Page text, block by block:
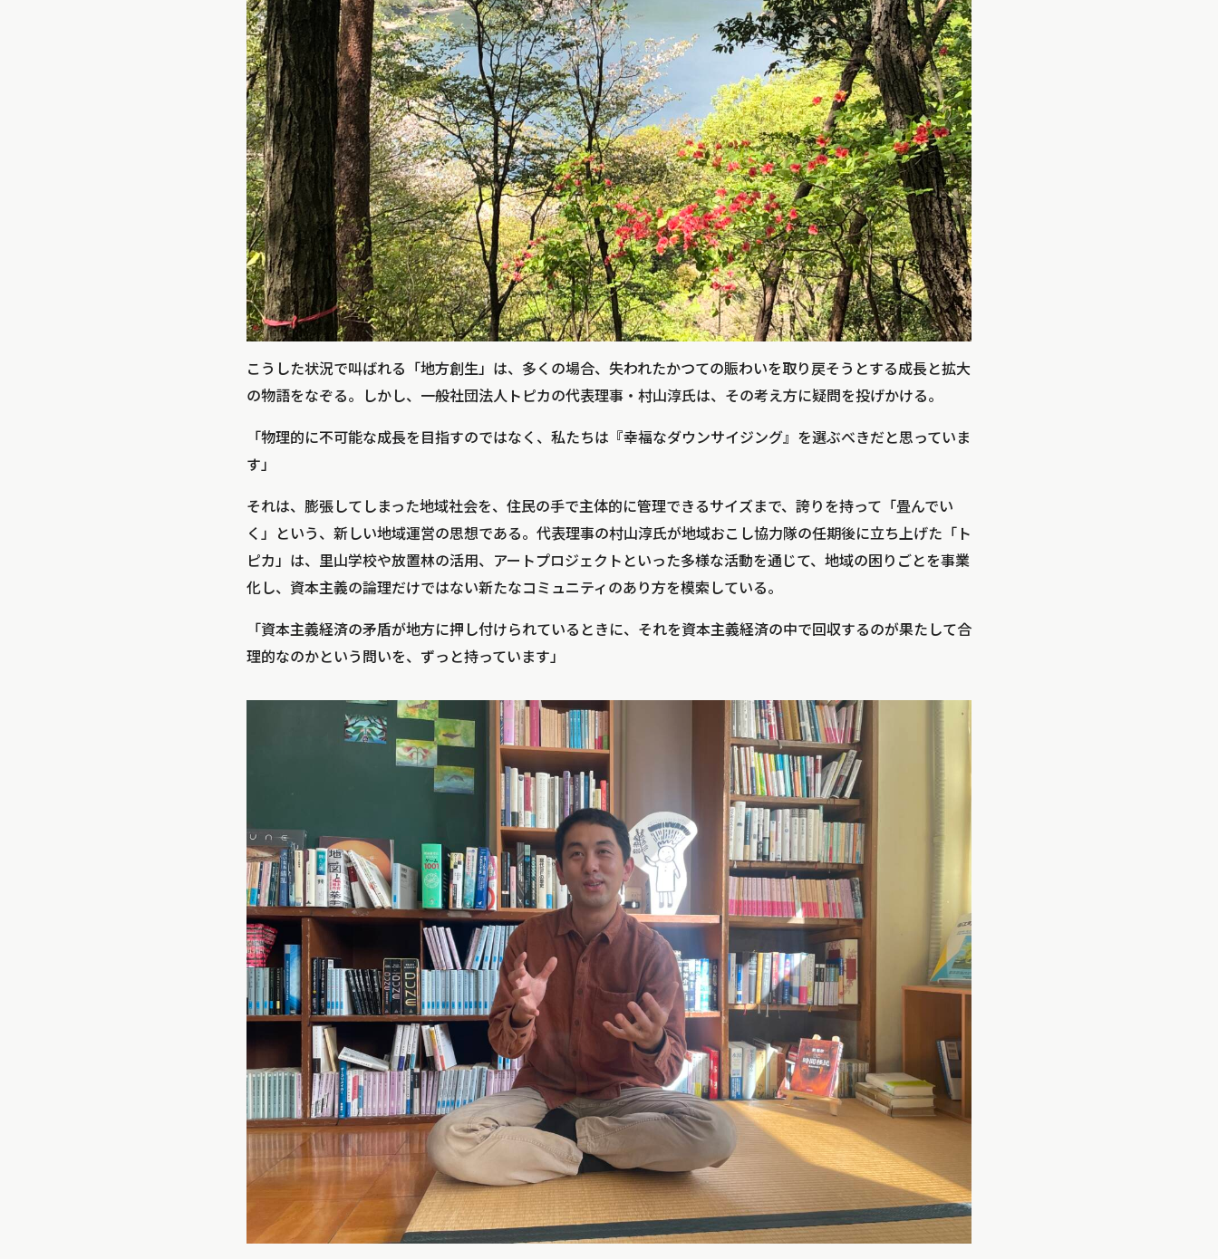
こうした状況で叫ばれる「地方創生」は、多くの場合、失われたかつての賑わいを取り戻そうとする成長と拡大
の物語をなぞる。しかし、一般社団法人トピカの代表理事・村山淳氏は、その考え方に疑問を投げかける。
「物理的に不可能な成長を目指すのではなく、私たちは『幸福なダウンサイジング』を選ぶべきだと思っていま
す」
それは、膨張してしまった地域社会を、住民の手で主体的に管理できるサイズまで、誇りを持って「畳んでい
く」という、新しい地域運営の思想である。代表理事の村山淳氏が地域おこし協力隊の任期後に立ち上げた「ト
ピカ」は、里山学校や放置林の活用、アートプロジェクトといった多様な活動を通じて、地域の困りごとを事業
化し、資本主義の論理だけではない新たなコミュニティのあり方を模索している。
「資本主義経済の矛盾が地方に押し付けられているときに、それを資本主義経済の中で回収するのが果たして合
理的なのかという問いを、ずっと持っています」